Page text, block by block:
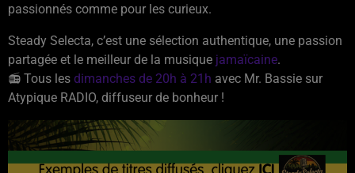
passionnés comme pour les curieux.
Steady Selecta, c’est une sélection authentique, une passion
partagée et le meilleur de la musique jamaïcaine.
📻 Tous les dimanches de 20h à 21h avec Mr. Bassie sur
Atypique RADIO, diffuseur de bonheur !